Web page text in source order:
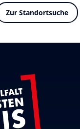
Zur Standortsuche